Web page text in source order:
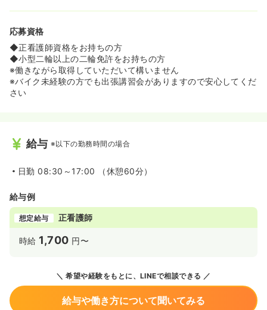
応募資格
◆正看護師資格をお持ちの方
◆小型二輪以上の二輪免許をお持ちの方
※働きながら取得していただいて構いません
※バイク未経験の方でも出張講習会がありますので安心してくだ
さい
給与 ※以下の勤務時間の場合
日勤 08:30～17:00 （休憩60分）
給与例
想定給与 正看護師
時給 1,700 円〜
希望や経験をもとに、LINEで相談できる
給与や働き方について聞いてみる